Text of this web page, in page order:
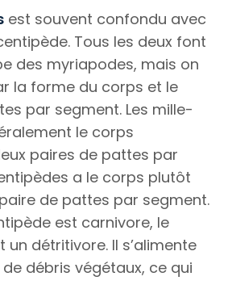
est souvent confondu avec
Tous les deux font
des myriapodes, mais on
la forme du corps et le
par segment. Les mille-
le corps
paires de pattes par
a le corps plutôt
de pattes par segment.
est carnivore, le
détritivore. Il s’alimente
débris végétaux, ce qui